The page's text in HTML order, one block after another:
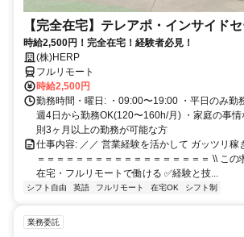
【完全在宅】テレアポ・インサイド
時給2,500円！完全在宅！経験者必見！
(株)HERP
フルリモート
時給2,500円
勤務時間・曜日: ・09:00〜19:00 ・平日のみ勤
週4日から勤務OK(120〜160h/月) ・家庭の事
則3ヶ月以上の勤務が可能な方
仕事内容: ／／ 営業経験を活かして ガッツリ稼
＝＝＝＝＝＝＝＝＝＝＝＝＝＝＝＝＝＝ \\ この
在宅・フルリモートで働ける ✅経験と技...
シフト自由 英語 フルリモート 在宅OK シフト制
業務委託